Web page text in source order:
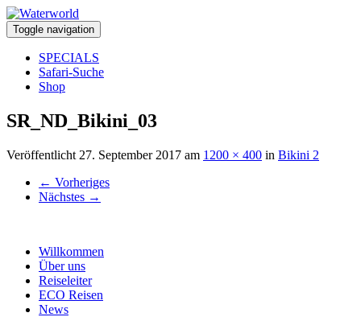
Toggle navigation
SPECIALS
Safari-Suche
Shop
SR_ND_Bikini_03
Veröffentlicht 27. September 2017 am 1200 × 400 in Bikini 2
← Vorheriges
Nächstes →
Willkommen
Über uns
Reiseleiter
ECO Reisen
News